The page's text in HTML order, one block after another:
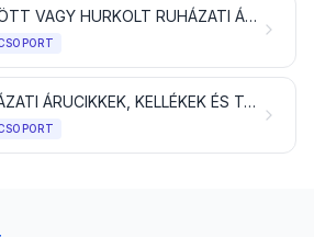
KÖTÖTT VAGY HURKOLT RUHÁZATI ÁRUCIKKEK, KELLÉKEK ÉS TARTOZÉKOK
RUHÁZATI ÁRUCIKKEK, KELLÉKEK ÉS TARTOZÉKOK, A KÖTÖTTEK VAGY HURKOLTAK KIVÉTELÉVEL